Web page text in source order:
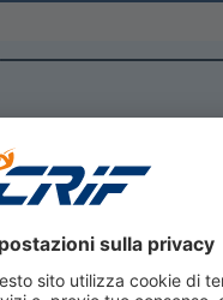
29 luglio 2026
Bussola